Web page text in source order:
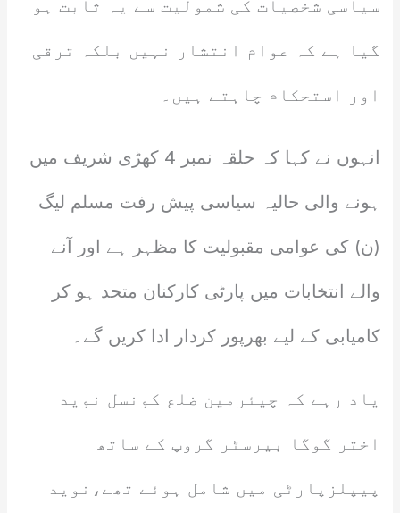
سیاسی شخصیات کی شمولیت سے یہ ثابت ہو
گیا ہے کہ عوام انتشار نہیں بلکہ ترقی
اور استحکام چاہتے ہیں۔
انہوں نے کہا کہ حلقہ نمبر 4 کھڑی شریف میں
ہونے والی حالیہ سیاسی پیش رفت مسلم لیگ
(ن) کی عوامی مقبولیت کا مظہر ہے اور آنے
والے انتخابات میں پارٹی کارکنان متحد ہو کر
کامیابی کے لیے بھرپور کردار ادا کریں گے۔
یاد رہے کہ چیئرمین ضلع کونسل نوید
اختر گوگا بیرسٹر گروپ کے ساتھ
پیپلزپارٹی میں شامل ہوئے تھے،نوید